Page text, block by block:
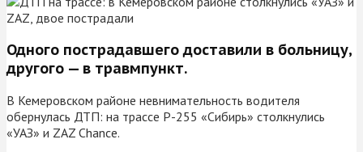
Одного пострадавшего доставили в больницу,
другого — в травмпункт.
В Кемеровском районе невнимательность водителя
обернулась ДТП: на трассе Р-255 «Сибирь» столкнулись
«УАЗ» и ZAZ Chance.